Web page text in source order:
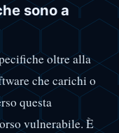
sono a
oltre alla
che carichi o
questa
vulnerabile. È